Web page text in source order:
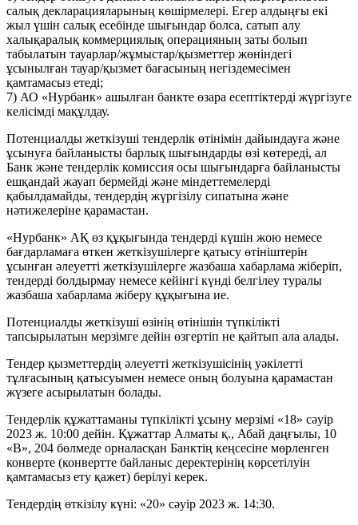
салық декларацияларының көшірмелері. Егер алдыңғы екі
жыл үшін салық есебінде шығындар болса, сатып алу
халықаралық коммерциялық операцияның заты болып
табылатын тауарлар/жұмыстар/қызметтер жөніндегі
ұсынылған тауар/қызмет бағасының негіздемесімен
қамтамасыз етеді;
7) АО «Нурбанк» ашылған банкте өзара есептіктерді жүргізуге
келісімді мақұлдау.
Потенциалды жеткізуші тендерлік өтінімін дайындауға және
ұсынуға байланысты барлық шығындарды өзі көтереді, ал
Банк және тендерлік комиссия осы шығындарға байланысты
ешқандай жауап бермейді және міндеттемелерді
қабылдамайды, тендердің жүргізілу сипатына және
нәтижелеріне қарамастан.
«Нурбанк» АҚ өз құқығында тендерді күшін жою немесе
бағдарламаға өткен жеткізушілерге қатысу өтініштерін
ұсынған әлеуетті жеткізушілерге жазбаша хабарлама жіберіп,
тендерді болдырмау немесе кейінгі күнді белгілеу туралы
жазбаша хабарлама жіберу құқығына ие.
Потенциалды жеткізуші өзінің өтінішін түпкілікті
тапсырылатын мерзімге дейін өзгертіп не қайтып ала алады.
Тендер қызметтердің әлеуетті жеткізушісінің уәкілетті
тұлғасының қатысуымен немесе оның болуына қарамастан
жүзеге асырылатын болады.
Тендерлік құжаттаманы түпкілікті ұсыну мерзімі «18» сәуір
2023 ж. 10:00 дейін. Құжаттар Алматы қ., Абай даңғылы, 10
«В», 204 бөлмеде орналасқан Банктің кеңсесіне мөрленген
конверте (конвертте байланыс деректерінің көрсетілуін
қамтамасыз ету қажет) берілуі керек.
Тендердің өткізілу күні: «20» сәуір 2023 ж. 14:30.